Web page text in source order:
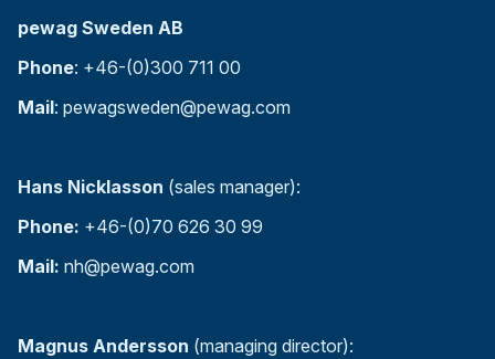
pewag Sweden AB
Phone: +46-(0)300 711 00
Mail: pewagsweden@pewag.com
Hans Nicklasson (sales manager):
Phone: +46-(0)70 626 30 99
Mail: nh@pewag.com
Magnus Andersson (managing director):